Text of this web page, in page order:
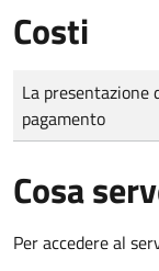
Costi
Tipo di pagamento
Importo
La presentazione
pagamento
Cosa
Per accedere al